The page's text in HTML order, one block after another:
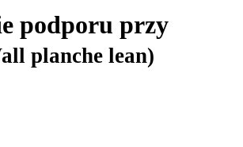
podporu przy
planche lean)